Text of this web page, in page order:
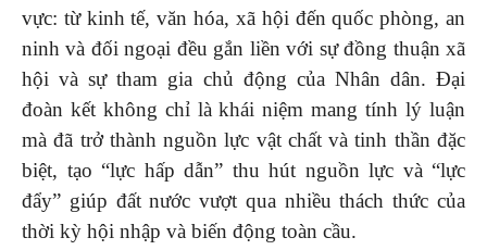
vực: từ kinh tế, văn hóa, xã hội đến quốc phòng, an
ninh và đối ngoại đều gắn liền với sự đồng thuận xã
hội và sự tham gia chủ động của Nhân dân. Đại
đoàn kết không chỉ là khái niệm mang tính lý luận
mà đã trở thành nguồn lực vật chất và tinh thần đặc
biệt, tạo “lực hấp dẫn” thu hút nguồn lực và “lực
đẩy” giúp đất nước vượt qua nhiều thách thức của
thời kỳ hội nhập và biến động toàn cầu.